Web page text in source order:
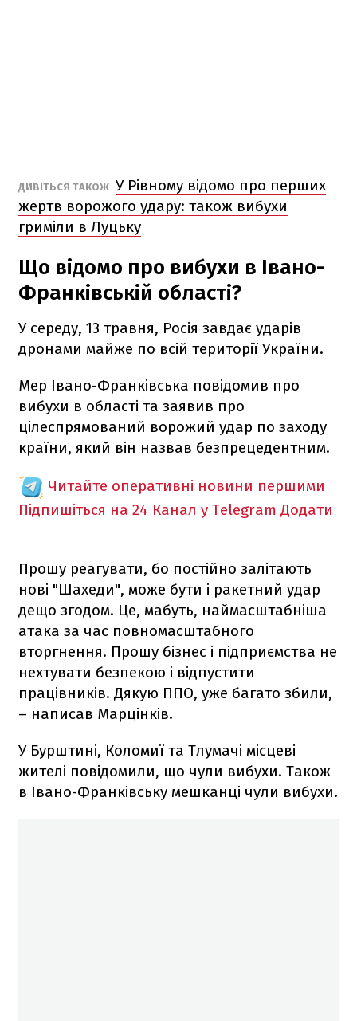
ДИВІТЬСЯ ТАКОЖ У Рівному відомо про перших
жертв ворожого удару: також вибухи
гриміли в Луцьку
Що відомо про вибухи в Івано-
Франківській області?
У середу, 13 травня, Росія завдає ударів
дронами майже по всій території України.
Мер Івано-Франківська повідомив про
вибухи в області та заявив про
цілеспрямований ворожий удар по заходу
країни, який він назвав безпрецедентним.
Читайте оперативні новини першими
Підпишіться на 24 Канал у Telegram Додати
Прошу реагувати, бо постійно залітають
нові "Шахеди", може бути і ракетний удар
дещо згодом. Це, мабуть, наймасштабніша
атака за час повномасштабного
вторгнення. Прошу бізнес і підприємства не
нехтувати безпекою і відпустити
працівників. Дякую ППО, уже багато збили,
– написав Марцінків.
У Бурштині, Коломиї та Тлумачі місцеві
жителі повідомили, що чули вибухи. Також
в Івано-Франківську мешканці чули вибухи.